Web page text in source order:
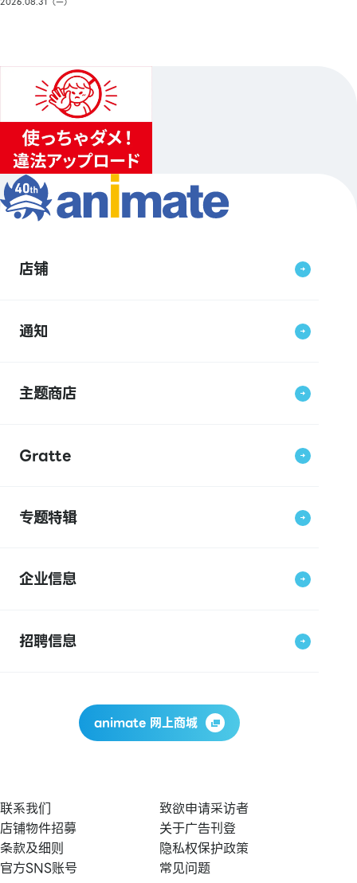
店铺
通知
主题商店
Gratte
专题特辑
企业信息
招聘信息
animate 网上商城
联系我们
致欲申请采访者
店铺物件招募
关于广告刊登
条款及细则
隐私权保护政策
官方SNS账号
常见问题